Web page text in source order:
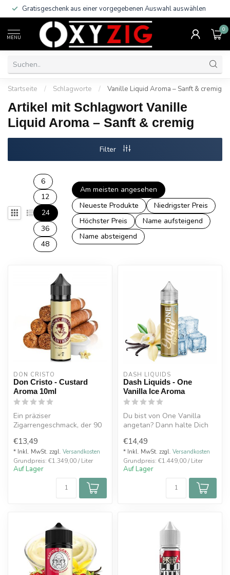
Gratisgeschenk aus einer vorgegebenen Auswahl auswählen
MENU
0
Startseite / Schlagworte / Vanille Liquid Aroma – Sanft & cremig
Artikel mit Schlagwort Vanille
Liquid Aroma – Sanft & cremig
Filter
6
12
24
36
48
Am meisten angesehen
Neueste Produkte
Niedrigster Preis
Höchster Preis
Name aufsteigend
Name absteigend
DON CRISTO
Don Cristo - Custard
Aroma 10ml
Ein präziser
Zigarrengeschmack, der 90
Cristo-Zigarre...
€13,49
* Inkl. MwSt. zzgl. Versandkosten
Grundpreis: €1.349,00 / Liter
Auf Lager
DASH LIQUIDS
Dash Liquids - One
Vanilla Ice Aroma
Du bist von One Vanilla
angetan? Dann halte Dich
Van...
€14,49
* Inkl. MwSt. zzgl. Versandkosten
Grundpreis: €1.449,00 / Liter
Auf Lager